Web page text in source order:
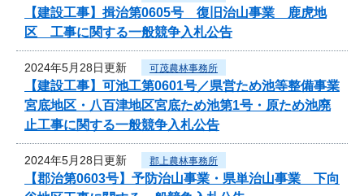
【建設工事】揖治第0605号 復旧治山事業 鹿虎地
区 工事に関する一般競争入札公告
2024年5月28日更新 可茂農林事務所
【建設工事】可池工第0601号／県営ため池等整備事業
宮底地区・八百津地区宮底ため池第1号・原ため池廃
止工事に関する一般競争入札公告
2024年5月28日更新 郡上農林事務所
【郡治第0603号】予防治山事業・県単治山事業 下向